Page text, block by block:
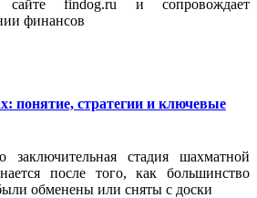
findog.ru и сопровождает
финансов
понятие, стратегии и ключевые
стадия шахматной
после того, как большинство
обменены или сняты с доски